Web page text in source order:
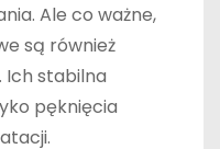
Ale co ważne,
są również
Ich stabilna
pęknięcia